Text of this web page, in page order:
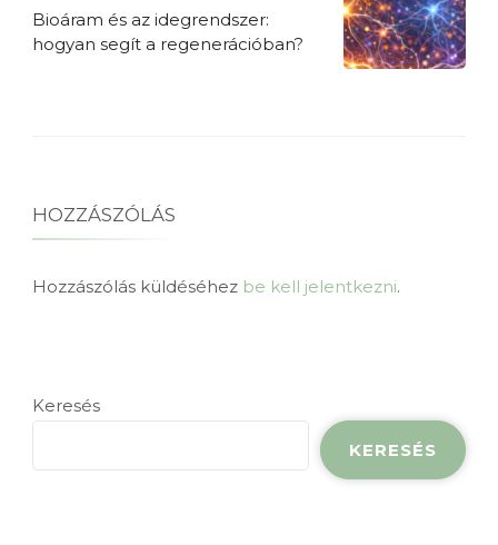
Bioáram és az idegrendszer:
hogyan segít a regenerációban?
HOZZÁSZÓLÁS
Hozzászólás küldéséhez be kell jelentkezni.
Keresés
KERESÉS